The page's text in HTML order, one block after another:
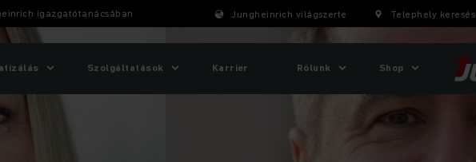
igazgatótanácsában Jungheinrich világszerte Telephely keresés
Szolgáltatások Karrier Rólunk Shop